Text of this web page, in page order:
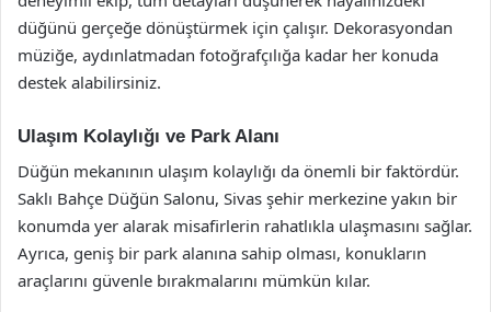
düğünü gerçeğe dönüştürmek için çalışır. Dekorasyondan
müziğe, aydınlatmadan fotoğrafçılığa kadar her konuda
destek alabilirsiniz.
Ulaşım Kolaylığı ve Park Alanı
Düğün mekanının ulaşım kolaylığı da önemli bir faktördür.
Saklı Bahçe Düğün Salonu, Sivas şehir merkezine yakın bir
konumda yer alarak misafirlerin rahatlıkla ulaşmasını sağlar.
Ayrıca, geniş bir park alanına sahip olması, konukların
araçlarını güvenle bırakmalarını mümkün kılar.